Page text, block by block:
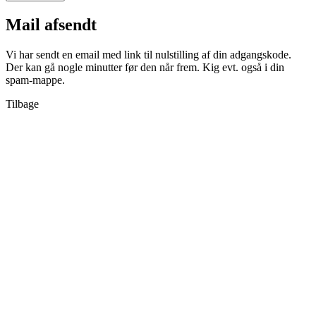
Mail afsendt
Vi har sendt en email med link til nulstilling af din adgangskode.
Der kan gå nogle minutter før den når frem. Kig evt. også i din
spam-mappe.
Tilbage